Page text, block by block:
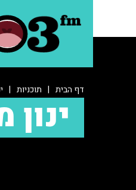
דף הבית | תוכניות |